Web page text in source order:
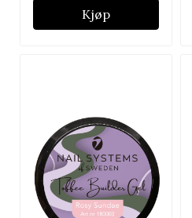
Kjøp